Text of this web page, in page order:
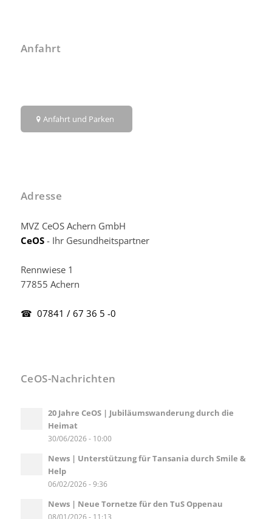
Anfahrt
Anfahrt und Parken
Adresse
MVZ CeOS Achern GmbH
CeOS- Ihr Gesundheitspartner
Rennwiese 1
77855 Achern
☎ 07841 / 67 36 5 -0
CeOS-Nachrichten
20 Jahre CeOS | Jubiläumswanderung durch die
Heimat
30/06/2026 - 10:00
News | Unterstützung für Tansania durch Smile &
Help
06/02/2026 - 9:36
News | Neue Tornetze für den TuS Oppenau
08/01/2026 - 11:13